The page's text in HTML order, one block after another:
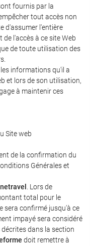
fournis par la
tout accès non
d'assumer l'entière
l'accès à ce site Web
de toute utilisation des
informations qu'il a
et lors de son utilisation,
à maintenir ces
Site web
de la confirmation du
Générales et
. Lors de
total pour le
sera confirmé jusqu'à ce
impayé sera considéré
dans la section
doit remettre à